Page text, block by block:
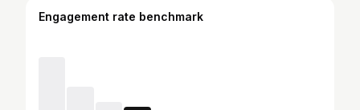
Engagement rate benchmark